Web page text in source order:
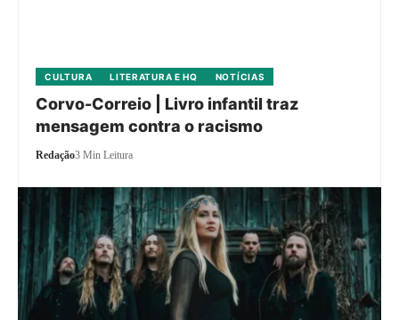
CULTURA LITERATURA E HQ NOTÍCIAS
Corvo-Correio | Livro infantil traz
mensagem contra o racismo
Redação3 Min Leitura